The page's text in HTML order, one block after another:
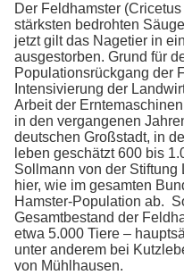
Der Feldhamster
stärksten bedrohten
jetzt gilt das Nagetier in
ausgestorben. Grund für
Populationsrückgang der
Intensivierung der
Arbeit der
in den vergangenen
deutschen Großstadt, in
leben geschätzt 600 bis
Sollmann von der Stiftung
hier, wie im gesamten
Hamster-Population ab.
Gesamtbestand der
etwa 5.000 Tiere –
unter anderem bei
von Mühlhausen.